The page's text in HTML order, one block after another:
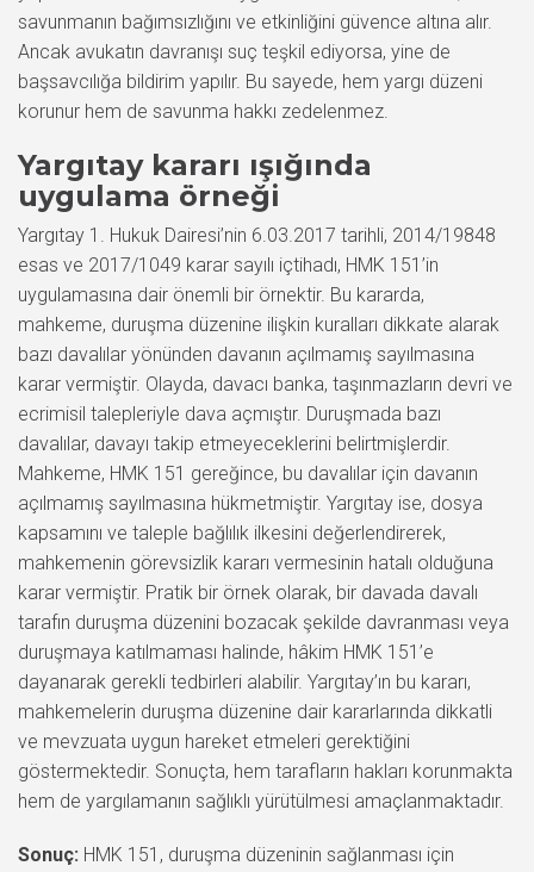
savunmanın bağımsızlığını ve etkinliğini güvence altına alır.
Ancak avukatın davranışı suç teşkil ediyorsa, yine de
başsavcılığa bildirim yapılır. Bu sayede, hem yargı düzeni
korunur hem de savunma hakkı zedelenmez.
Yargıtay kararı ışığında
uygulama örneği
Yargıtay 1. Hukuk Dairesi’nin 6.03.2017 tarihli, 2014/19848
esas ve 2017/1049 karar sayılı içtihadı, HMK 151’in
uygulamasına dair önemli bir örnektir. Bu kararda,
mahkeme, duruşma düzenine ilişkin kuralları dikkate alarak
bazı davalılar yönünden davanın açılmamış sayılmasına
karar vermiştir. Olayda, davacı banka, taşınmazların devri ve
ecrimisil talepleriyle dava açmıştır. Duruşmada bazı
davalılar, davayı takip etmeyeceklerini belirtmişlerdir.
Mahkeme, HMK 151 gereğince, bu davalılar için davanın
açılmamış sayılmasına hükmetmiştir. Yargıtay ise, dosya
kapsamını ve taleple bağlılık ilkesini değerlendirerek,
mahkemenin görevsizlik kararı vermesinin hatalı olduğuna
karar vermiştir. Pratik bir örnek olarak, bir davada davalı
tarafın duruşma düzenini bozacak şekilde davranması veya
duruşmaya katılmaması halinde, hâkim HMK 151’e
dayanarak gerekli tedbirleri alabilir. Yargıtay’ın bu kararı,
mahkemelerin duruşma düzenine dair kararlarında dikkatli
ve mevzuata uygun hareket etmeleri gerektiğini
göstermektedir. Sonuçta, hem tarafların hakları korunmakta
hem de yargılamanın sağlıklı yürütülmesi amaçlanmaktadır.
Sonuç: HMK 151, duruşma düzeninin sağlanması için